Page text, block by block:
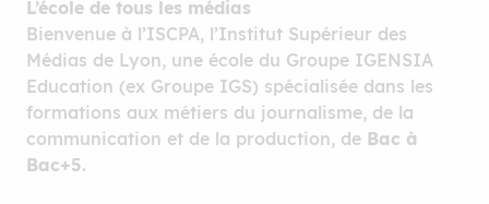
L’école de tous les médias
Bienvenue à l’ISCPA, l’Institut Supérieur des
Médias de Lyon, une école du Groupe IGENSIA
Education (ex Groupe IGS) spécialisée dans les
formations aux métiers du journalisme, de la
communication et de la production, de Bac à
Bac+5.